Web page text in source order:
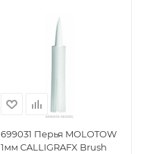
699031 Перья MOLOTOW
1мм CALLIGRAFX Brush